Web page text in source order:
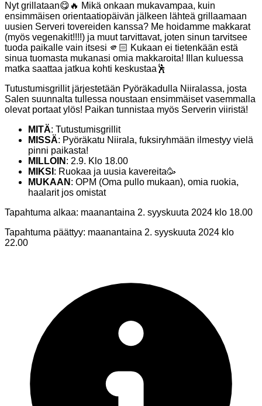
Nyt grillataan😋🔥 Mikä onkaan mukavampaa, kuin
ensimmäisen orientaatiopäivän jälkeen lähteä grillaamaan
uusien Serveri tovereiden kanssa? Me hoidamme makkarat
(myös vegenakit!!!!) ja muut tarvittavat, joten sinun tarvitsee
tuoda paikalle vain itsesi 🫵🏻 Kukaan ei tietenkään estä
sinua tuomasta mukanasi omia makkaroita! Illan kuluessa
matka saattaa jatkua kohti keskustaa🕺
Tutustumisgrillit järjestetään Pyöräkadulla Niiralassa, josta
Salen suunnalta tullessa noustaan ensimmäiset vasemmalla
olevat portaat ylös! Paikan tunnistaa myös Serverin viiristä!
MITÄ: Tutustumisgrillit
MISSÄ: Pyöräkatu Niirala, fuksiryhmään ilmestyy vielä
pinni paikasta!
MILLOIN : 2.9. Klo 18.00
MIKSI : Ruokaa ja uusia kavereita🥳
MUKAAN : OPM (Oma pullo mukaan), omia ruokia,
haalarit jos omistat
Tapahtuma alkaa: maanantaina 2. syyskuuta 2024 klo 18.00
Tapahtuma päättyy: maanantaina 2. syyskuuta 2024 klo
22.00